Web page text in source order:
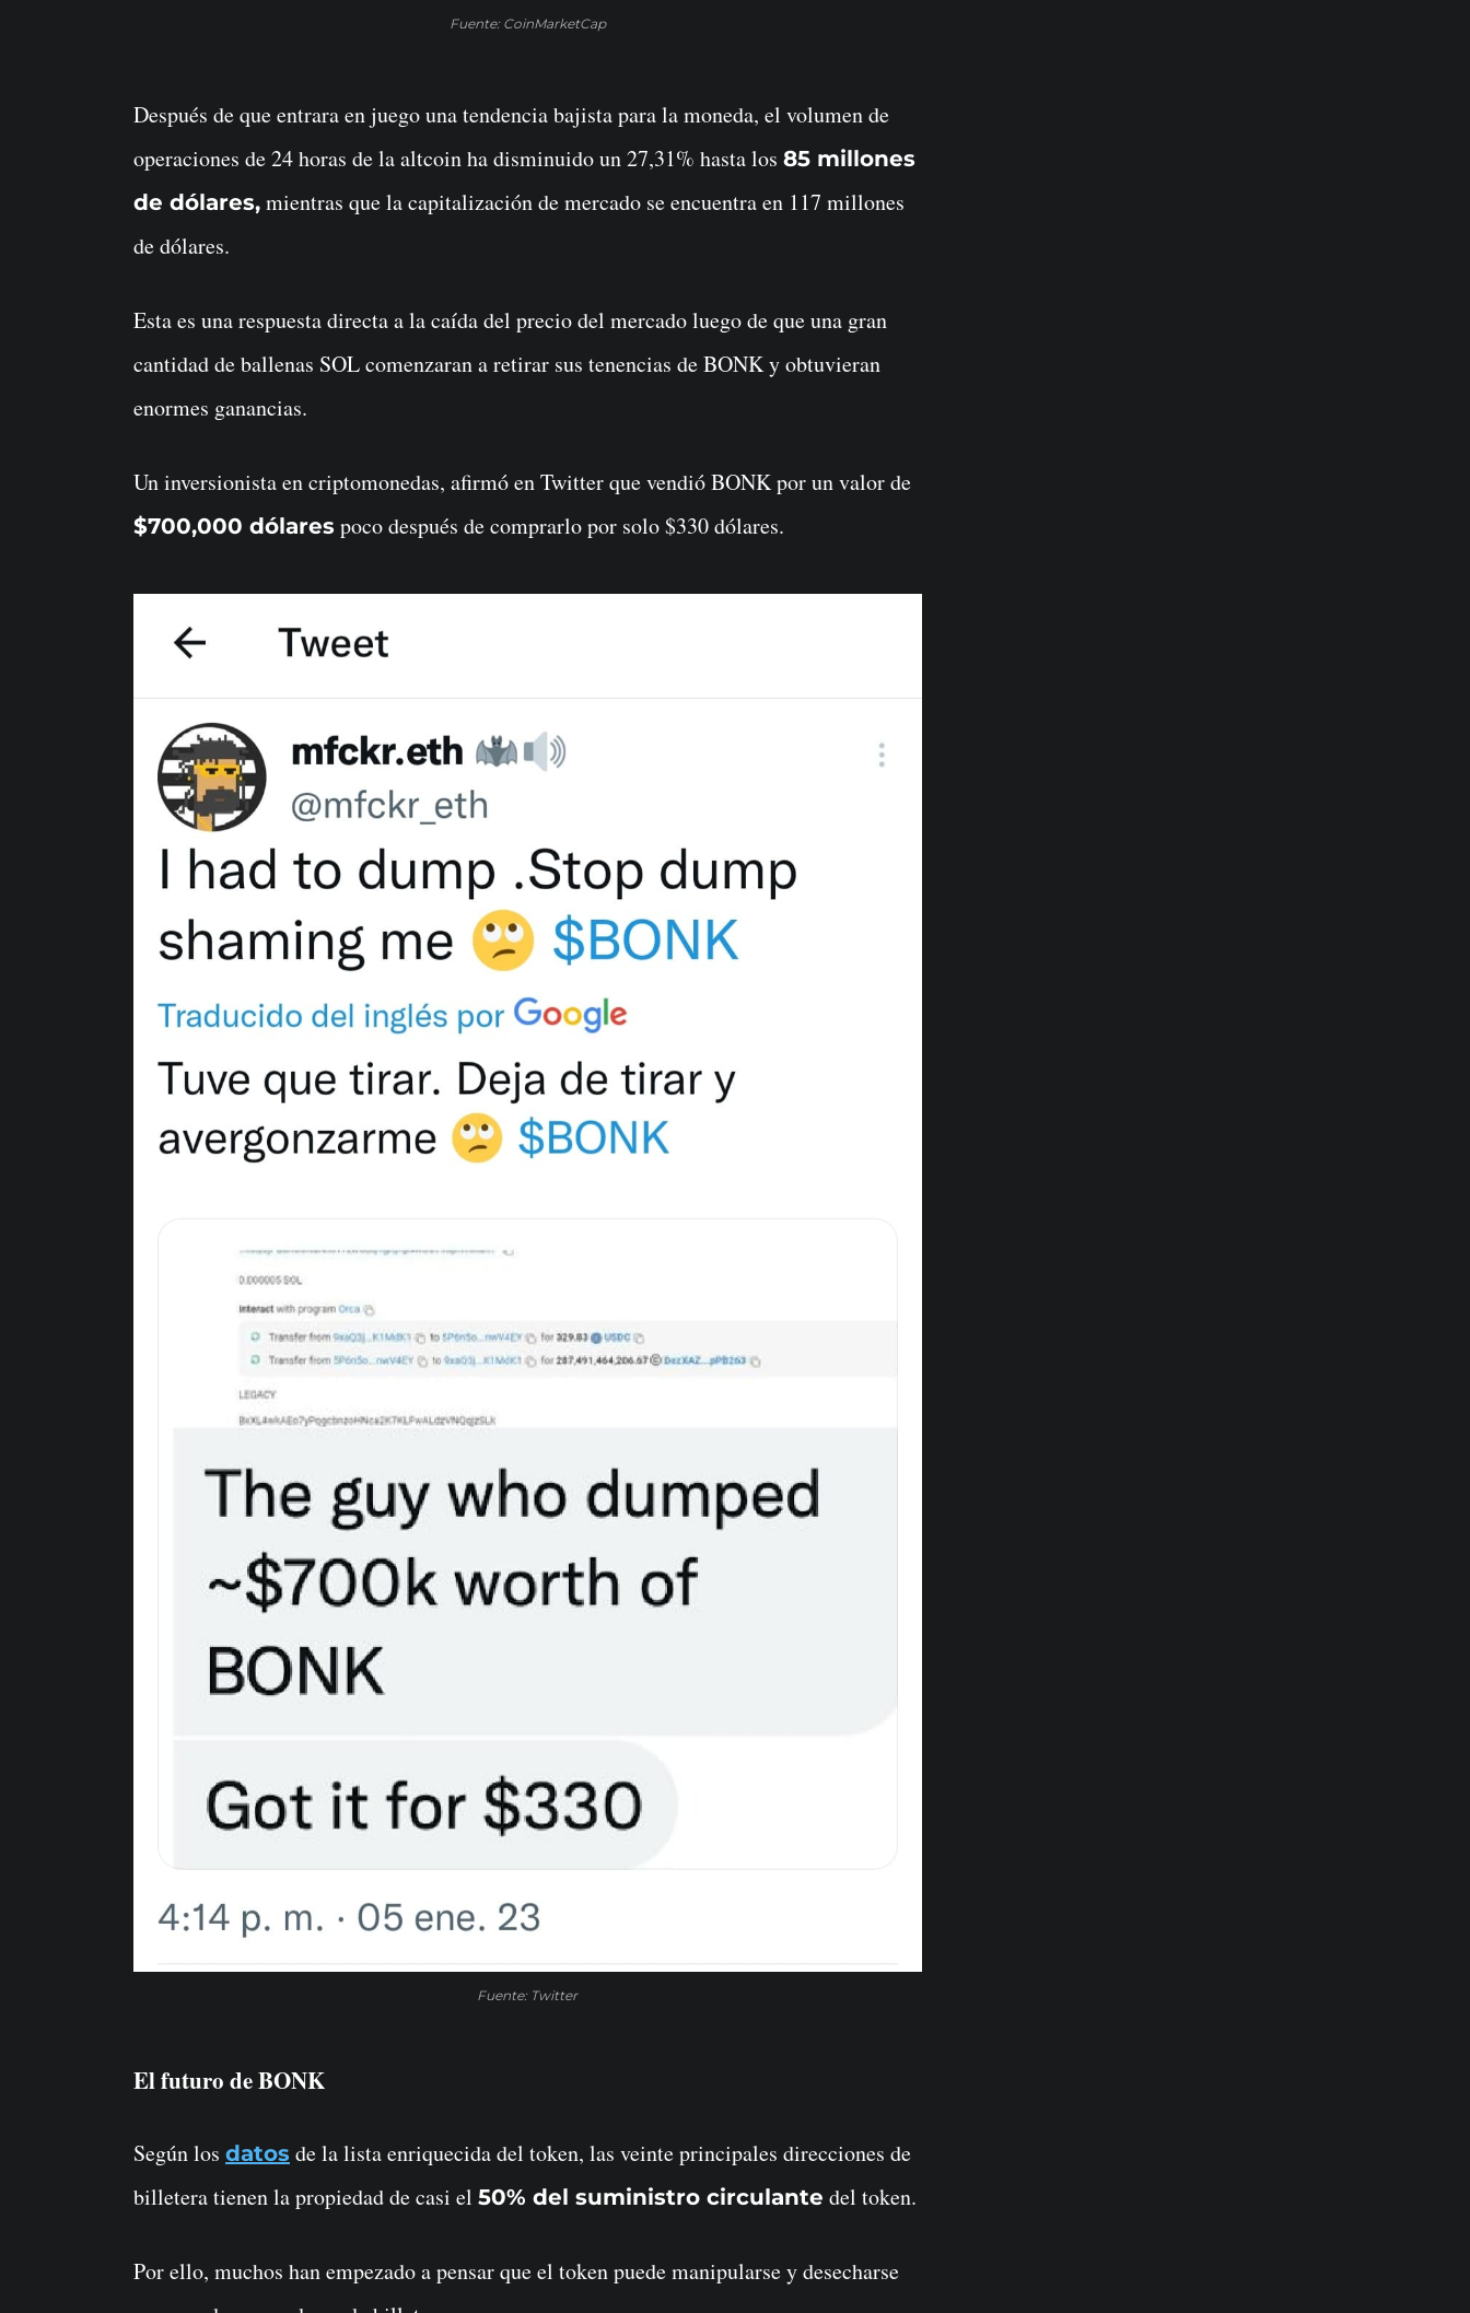
Fuente: CoinMarketCap
Después de que entrara en juego una tendencia bajista para la moneda, el volumen de
operaciones de 24 horas de la altcoin ha disminuido un 27,31% hasta los 85 millones
de dólares, mientras que la capitalización de mercado se encuentra en 117 millones
de dólares.
Esta es una respuesta directa a la caída del precio del mercado luego de que una gran
cantidad de ballenas SOL comenzaran a retirar sus tenencias de BONK y obtuvieran
enormes ganancias.
Un inversionista en criptomonedas, afirmó en Twitter que vendió BONK por un valor de
$700,000 dólares poco después de comprarlo por solo $330 dólares.
Fuente: Twitter
El futuro de BONK
Según los datos de la lista enriquecida del token, las veinte principales direcciones de
billetera tienen la propiedad de casi el 50% del suministro circulante del token.
Por ello, muchos han empezado a pensar que el token puede manipularse y desecharse